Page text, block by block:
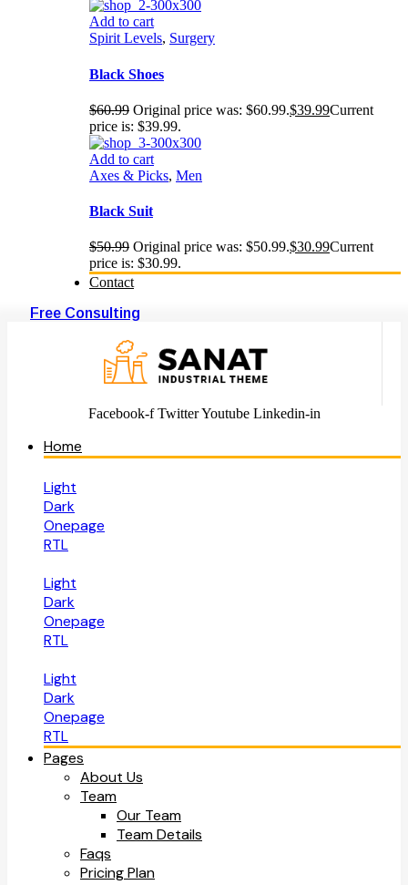
Add to cart
Spirit Levels, Surgery
Black Shoes
$60.99 Original price was: $60.99.$39.99Current
price is: $39.99.
Add to cart
Axes & Picks, Men
Black Suit
$50.99 Original price was: $50.99.$30.99Current
price is: $30.99.
Contact
Free Consulting
Facebook-f Twitter Youtube Linkedin-in
Home
Light
Dark
Onepage
RTL
Light
Dark
Onepage
RTL
Light
Dark
Onepage
RTL
Pages
About Us
Team
Our Team
Team Details
Faqs
Pricing Plan